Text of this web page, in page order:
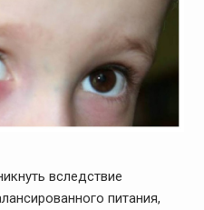
вследствие
питания,